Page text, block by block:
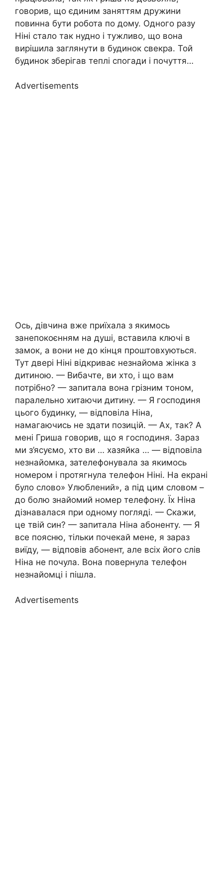
говорив, що єдиним заняттям дружини
повинна бути робота по дому. Одного разу
Ніні стало так нудно і тужливо, що вона
вирішила заглянути в будинок свекра. Той
будинок зберігав теплі спогади і почуття…
Advertisements
Ось, дівчина вже приїхала з якимось
занепокоєнням на душі, вставила ключі в
замок, а вони не до кінця проштовхуються.
Тут двері Ніні відкриває незнайома жінка з
дитиною. — Вибачте, ви хто, і що вам
потрібно? — запитала вона грізним тоном,
паралельно хитаючи дитину. — Я господиня
цього будинку, — відповіла Ніна,
намагаючись не здати позицій. — Ах, так? А
мені Гриша говорив, що я господиня. Зараз
ми з’ясуємо, хто ви … хазяйка … — відповіла
незнайомка, зателефонувала за якимось
номером і протягнула телефон Ніні. На екрані
було слово» Улюблений», а під цим словом –
до болю знайомий номер телефону. Їх Ніна
дізнавалася при одному погляді. — Скажи,
це твій син? — запитала Ніна абоненту. — Я
все поясню, тільки почекай мене, я зараз
виїду, — відповів абонент, але всіх його слів
Ніна не почула. Вона повернула телефон
незнайомці і пішла.
Advertisements